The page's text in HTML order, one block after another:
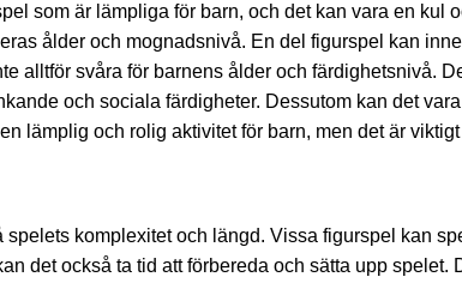
som är lämpliga för barn, och det kan vara en
ålder och mognadsnivå. En del figurspel kan
alltför svåra för barnens ålder och färdighetsnivå.
och sociala färdigheter. Dessutom kan det
lämplig och rolig aktivitet för barn, men det är
komplexitet och längd. Vissa figurspel kan
det också ta tid att förbereda och sätta upp